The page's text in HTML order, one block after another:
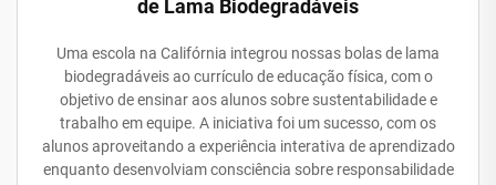
de Lama Biodegradáveis
Uma escola na Califórnia integrou nossas bolas de lama
biodegradáveis ao currículo de educação física, com o
objetivo de ensinar aos alunos sobre sustentabilidade e
trabalho em equipe. A iniciativa foi um sucesso, com os
alunos aproveitando a experiência interativa de aprendizado
enquanto desenvolviam consciência sobre responsabilidade